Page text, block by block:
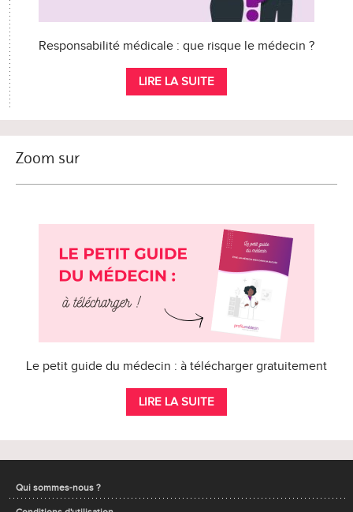
Responsabilité médicale : que risque le médecin ?
LIRE LA SUITE
Zoom sur
Le petit guide du médecin : à télécharger gratuitement
LIRE LA SUITE
Qui sommes-nous ?